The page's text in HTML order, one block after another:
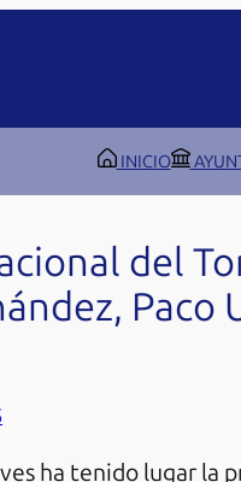
INICIO
del
Paco
ha tenido lugar la